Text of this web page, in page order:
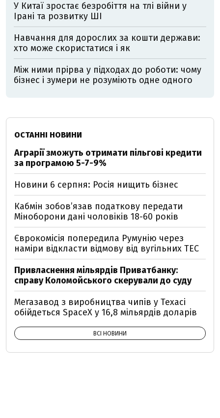
У Китаї зростає безробіття на тлі війни у
Ірані та розвитку ШІ
Навчання для дорослих за кошти держави:
хто може скористатися і як
Між ними прірва у підходах до роботи: чому
бізнес і зумери не розуміють одне одного
ОСТАННІ НОВИНИ
Аграрії зможуть отримати пільгові кредити
за програмою 5-7-9%
Новини 6 серпня: Росія нищить бізнес
Кабмін зобовʼязав податкову передати
Міноборони дані чоловіків 18-60 років
Єврокомісія попередила Румунію через
наміри відкласти відмову від вугільних ТЕС
Привласнення мільярдів Приватбанку:
справу Коломойського скерували до суду
Мегазавод з виробництва чипів у Техасі
обійдеться SpaceX у 16,8 мільярдів доларів
ВСІ НОВИНИ